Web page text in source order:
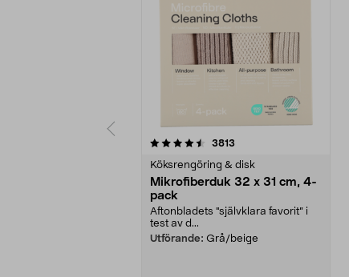
3813
Köksrengöring & disk
Mikrofiberduk 32 x 31 cm, 4-
pack
Aftonbladets "självklara favorit” i
test av d...
Utförande: Grå/beige
4.0av 5 stjärnor